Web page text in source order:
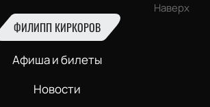
Наверх
ФИЛИПП КИРКОРОВ
Афиша и билеты
Новости